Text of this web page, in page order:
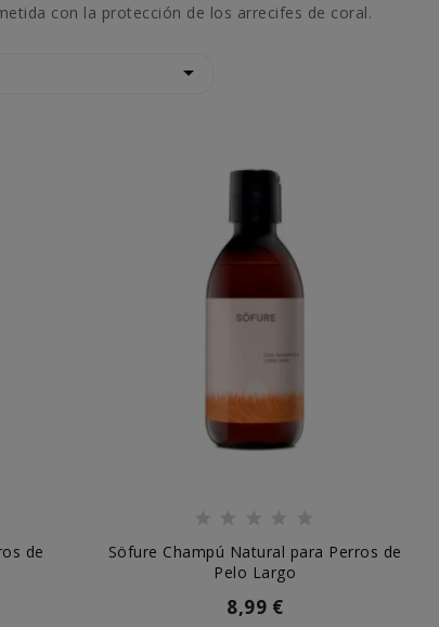
con la protección de los arrecifes de coral.

de
Söfure Champú Natural para Perros de
Pelo Largo
8,99 €